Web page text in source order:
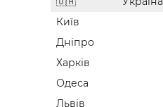
Київ
Дніпро
Харків
Одеса
Львів